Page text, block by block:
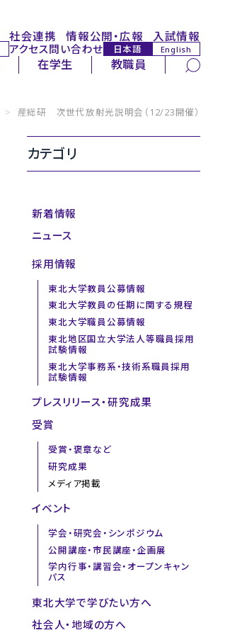
社会連携 情報公開・広報 入試情報
アクセス問い合わせ 日本語 English
在学生 教職員
> 産総研 次世代放射光説明会（12/23開催）
カテゴリ
新着情報
ニュース
採用情報
東北大学教員公募情報
東北大学教員の任期に関する規程
東北大学職員公募情報
東北地区国立大学法人等職員採用
試験情報
東北大学事務系・技術系職員採用
試験情報
プレスリリース・研究成果
受賞
受賞・褒章など
研究成果
メディア掲載
イベント
学会・研究会・シンポジウム
公開講座・市民講座・企画展
学内行事・講習会・オープンキャン
パス
東北大学で学びたい方へ
社会人・地域の方へ